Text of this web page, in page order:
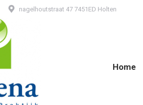
nagelhoutstraat 47 7451ED Holten
Home